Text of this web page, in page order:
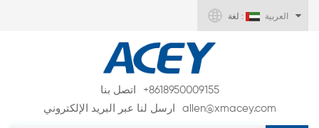
لغة : العربية
اتصل بنا
+8618950009155
ارسل لنا عبر البريد الإلكتروني
allen@xmacey.com